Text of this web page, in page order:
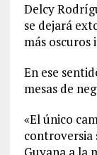
Delcy
se dejará
más oscuros
En ese
mesas de
«El único
controversia